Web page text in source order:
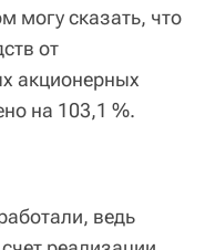
могу сказать, что
от
акционерных
на 103,1 %.
ведь